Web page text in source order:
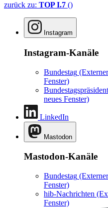
zurück zu: TOP I.7 ()
Instagram
Instagram-Kanäle
Bundestag
Fenster)
neues Fenster)
LinkedIn
Mastodon
Mastodon-Kanäle
Bundestag
Fenster)
hib-Nachrichten
Fenster)